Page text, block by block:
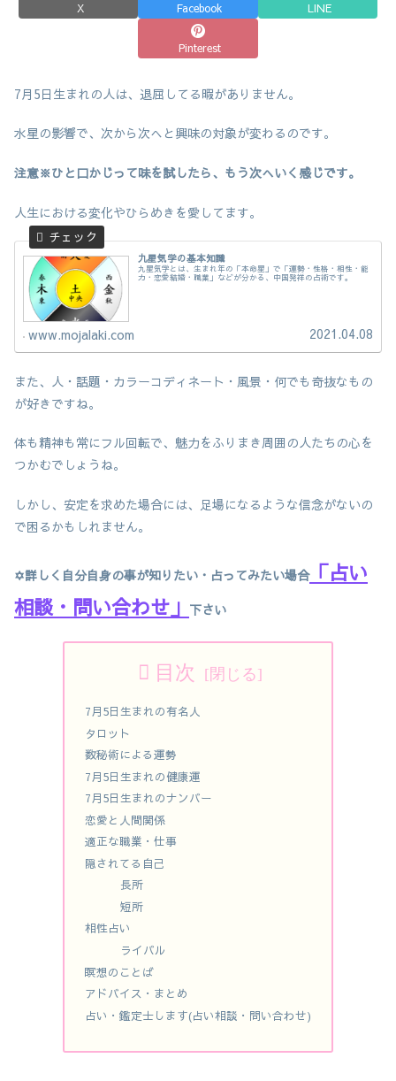
X Facebook LINE
Pinterest
7月5日生まれの人は、退屈してる暇がありません。
水星の影響で、次から次へと興味の対象が変わるのです。
注意※ひと口かじって味を試したら、もう次へいく感じです。
人生における変化やひらめきを愛してます。
九星気学の基本知識
九星気学とは、生まれ年の「本命星」で「運勢・性格・相性・能
力・恋愛結婚・職業」などが分かる、中国発祥の占術です。
www.mojalaki.com 2021.04.08
また、人・話題・カラーコディネート・風景・何でも奇抜なもの
が好きですね。
体も精神も常にフル回転で、魅力をふりまき周囲の人たちの心を
つかむでしょうね。
しかし、安定を求めた場合には、足場になるような信念がないの
で困るかもしれません。
✡詳しく自分自身の事が知りたい・占ってみたい場合「占い
相談・問い合わせ」 下さい
目次
7月5日生まれの有名人
タロット
数秘術による運勢
7月5日生まれの健康運
7月5日生まれのナンバー
恋愛と人間関係
適正な職業・仕事
隠されてる自己
長所
短所
相性占い
ライバル
瞑想のことば
アドバイス・まとめ
占い・鑑定士します(占い相談・問い合わせ)